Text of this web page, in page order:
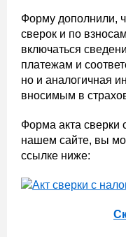
Форму дополнили,
сверок и по
включаться
платежам и
но и аналогичная
вносимым в
Форма акта сверки
нашем сайте, вы
ссылке ниже: